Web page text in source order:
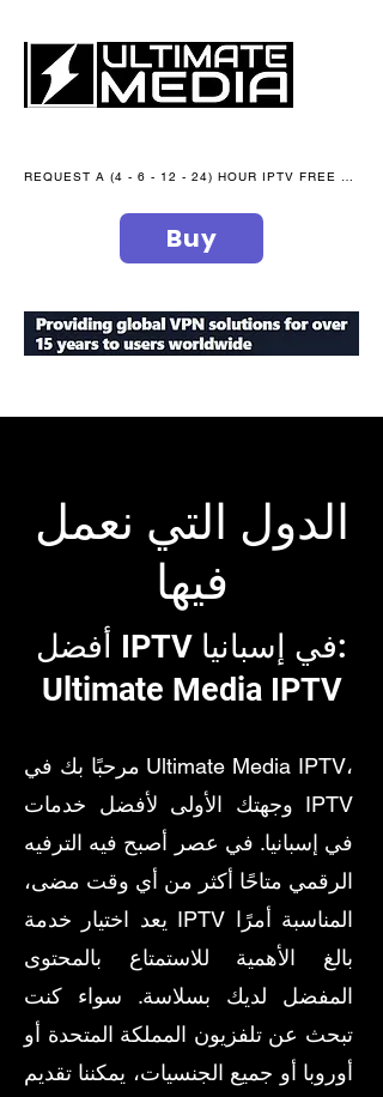
Buy
الدول التي نعمل
فيها
أفضل IPTV في إسبانيا:
Ultimate Media IPTV
مرحبًا بك في Ultimate Media IPTV،
وجهتك الأولى لأفضل خدمات IPTV
في إسبانيا. في عصر أصبح فيه الترفيه
الرقمي متاحًا أكثر من أي وقت مضى،
يعد اختيار خدمة IPTV المناسبة أمرًا
بالغ الأهمية للاستمتاع بالمحتوى
المفضل لديك بسلاسة.
سواء كنت
تبحث عن تلفزيون المملكة المتحدة أو
أوروبا أو جميع الجنسيات، يمكننا تقديم